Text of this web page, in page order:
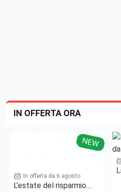
IN OFFERTA ORA
NEW
In offerta da 6 agosto
L'estate del risparmio.